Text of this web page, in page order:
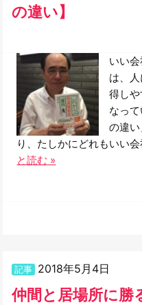
の違い】
いい
は、
得し
なっ
の違
り、たしかにどれもいい
と読む »
記事 2018年5月4日
仲間と居場所に勝